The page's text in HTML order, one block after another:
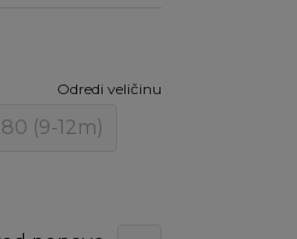
Odredi veličinu
80 (9-12m)